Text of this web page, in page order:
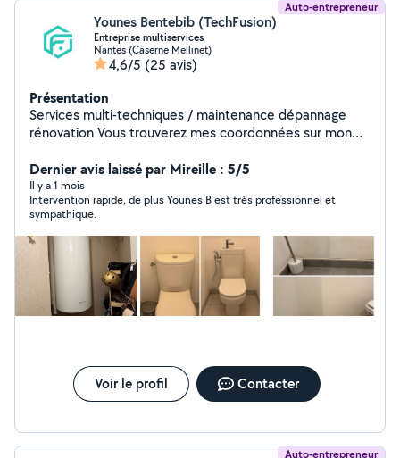
Auto-entrepreneur
Younes Bentebib (TechFusion)
Entreprise multiservices
Nantes (Caserne Mellinet)
4,6/5 (25 avis)
Présentation
Services multi-techniques / maintenance dépannage
rénovation Vous trouverez mes coordonnées sur mon
Techfusion,fr O6 95 98 65 2O - électricité - plomberie -
entretien de piscine - Installation de caméra Réservez
votre intervention en quelques clics ! Site : techfusion,fr
Dernier avis laissé par Mireille : 5/5
Il y a 1 mois
Intervention rapide, de plus Younes B est très professionnel et
sympathique.
Voir le profil Contacter
Auto-entrepreneur